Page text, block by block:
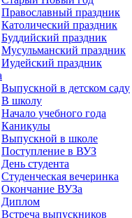
Православный праздник
Католический праздник
Буддийский праздник
Мусульманский праздник
Иудейский праздник
Выпускной в детском саду
В школу
Начало учебного года
Каникулы
Выпускной в школе
Поступление в ВУЗ
День студента
Студенческая вечеринка
Окончание ВУЗа
Диплом
Встреча выпускников